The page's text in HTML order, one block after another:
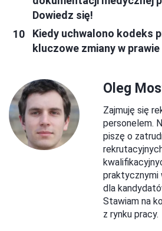
Dowiedz się!
Kiedy uchwalono kodeks
kluczowe zmiany w
Oleg
Zajmuję się
personelem.
piszę o
praktycznymi
dla
Stawiam na
z rynku pracy.